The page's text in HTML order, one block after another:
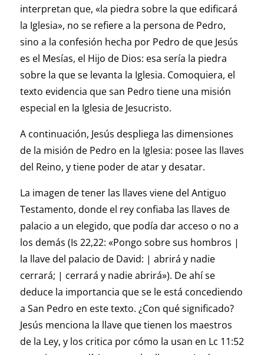
interpretan que, «la piedra sobre la que edificará
la Iglesia», no se refiere a la persona de Pedro,
sino a la confesión hecha por Pedro de que Jesús
es el Mesías, el Hijo de Dios: esa sería la piedra
sobre la que se levanta la Iglesia. Comoquiera, el
texto evidencia que san Pedro tiene una misión
especial en la Iglesia de Jesucristo.
A continuación, Jesús despliega las dimensiones
de la misión de Pedro en la Iglesia: posee las llaves
del Reino, y tiene poder de atar y desatar.
La imagen de tener las llaves viene del Antiguo
Testamento, donde el rey confiaba las llaves de
palacio a un elegido, que podía dar acceso o no a
los demás (Is 22,22: «Pongo sobre sus hombros |
la llave del palacio de David: | abrirá y nadie
cerrará; | cerrará y nadie abrirá»). De ahí se
deduce la importancia que se le está concediendo
a San Pedro en este texto. ¿Con qué significado?
Jesús menciona la llave que tienen los maestros
de la Ley, y los critica por cómo la usan en Lc 11:52